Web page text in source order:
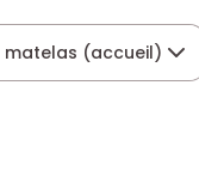
matelas (accueil)